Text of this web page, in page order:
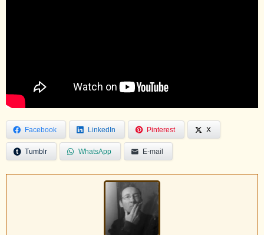
Facebook LinkedIn Pinterest X
Tumblr WhatsApp E-mail